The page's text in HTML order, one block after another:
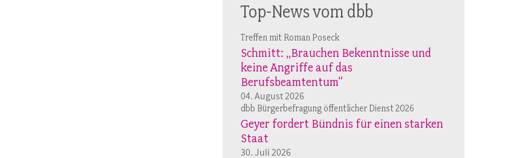
Top-News vom dbb
Treffen mit Roman Poseck
Schmitt: „Brauchen Bekenntnisse und
keine Angriffe auf das
Berufsbeamtentum“
04. August 2026
dbb Bürgerbefragung öffentlicher Dienst 2026
Geyer fordert Bündnis für einen starken
Staat
30. Juli 2026